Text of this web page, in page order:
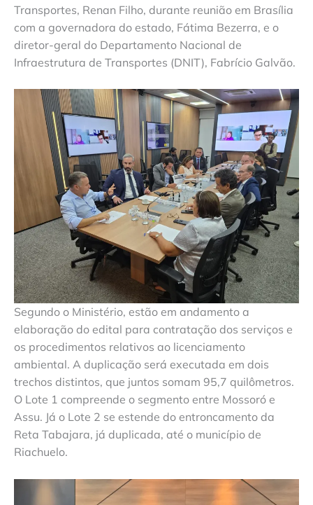
Transportes, Renan Filho, durante reunião em Brasília
com a governadora do estado, Fátima Bezerra, e o
diretor-geral do Departamento Nacional de
Infraestrutura de Transportes (DNIT), Fabrício Galvão.
Segundo o Ministério, estão em andamento a
elaboração do edital para contratação dos serviços e
os procedimentos relativos ao licenciamento
ambiental. A duplicação será executada em dois
trechos distintos, que juntos somam 95,7 quilômetros.
O Lote 1 compreende o segmento entre Mossoró e
Assu. Já o Lote 2 se estende do entroncamento da
Reta Tabajara, já duplicada, até o município de
Riachuelo.